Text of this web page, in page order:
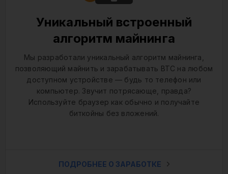
Уникальный встроенный
алгоритм майнинга
Мы разработали уникальный алгоритм майнинга,
позволяющий майнить и зарабатывать BTC на любом
доступном устройстве — будь то телефон или
компьютер. Звучит потрясающе, правда?
Используйте браузер как обычно и получайте
биткойны без вложений.
ПОДРОБНЕЕ О ЗАРАБОТКЕ